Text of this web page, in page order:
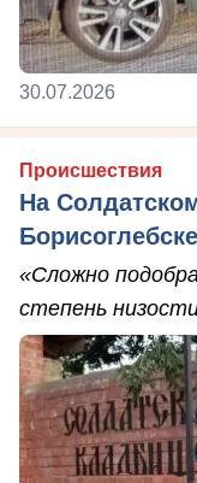
30.07.2026
Происшествия
На
«Сложно
степень